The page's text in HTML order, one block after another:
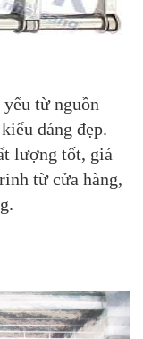
từ nguồn
dáng đẹp.
lượng tốt, giá
từ cửa hàng,